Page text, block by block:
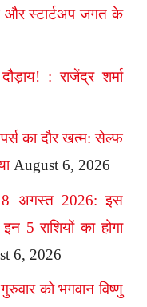
और स्टार्टअप जगत के
: राजेंद्र शर्मा
का दौर खत्म: सेल्फ
August 6, 2026
8 अगस्त 2026: इस
5 राशियों का होगा
6, 2026
को भगवान विष्णु